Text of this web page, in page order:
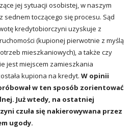
jej sytuacji osobistej, w naszym
toczącego się procesu. Sąd
kredytobiorczyni uzyskuje z
(kupionej pierwotnie z myślą
mieszkaniowych), a także czy
jest miejscem zamieszkania
kupiona na kredyt. W opinii
w ten sposób zorientować
Już wtedy, na ostatniej
czuła się nakierowywana przez
ugody.